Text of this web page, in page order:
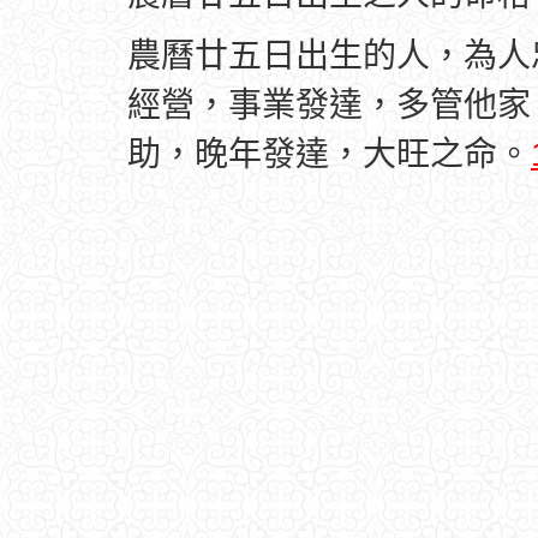
農曆廿五日出生的人，為
經營，事業發達，多管他
助，晚年發達，大旺之命。